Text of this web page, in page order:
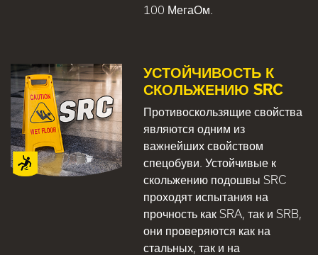
100 МегаОм.
УСТОЙЧИВОСТЬ К
СКОЛЬЖЕНИЮ SRC
Противоскользящие свойства
являются одним из
важнейших свойством
спецобуви. Устойчивые к
скольжению подошвы SRC
проходят испытания на
прочность как SRA, так и SRB,
они проверяются как на
стальных, так и на